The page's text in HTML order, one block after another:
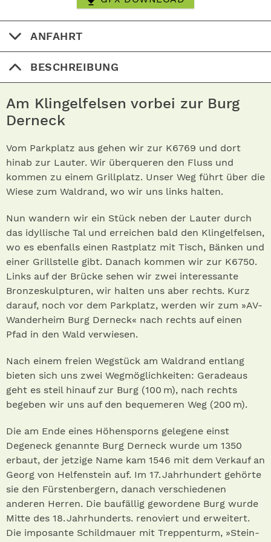
ANFAHRT
BESCHREIBUNG
Am Klingelfelsen vorbei zur Burg
Derneck
Vom Parkplatz aus gehen wir zur K6769 und dort
hinab zur Lauter. Wir überqueren den Fluss und
kommen zu einem Grillplatz. Unser Weg führt über die
Wiese zum Waldrand, wo wir uns links halten.
Nun wandern wir ein Stück neben der Lauter durch
das idyllische Tal und erreichen bald den ­Klingelfelsen,
wo es ebenfalls einen Rastplatz mit Tisch, Bänken und
einer Grillstelle gibt. Danach kommen wir zur K6750.
Links auf der Brücke sehen wir zwei interessante
Bronzeskulpturen, wir halten uns aber rechts. Kurz
darauf, noch vor dem Parkplatz, werden wir zum »AV-
Wanderheim Burg Derneck« nach rechts auf einen
Pfad in den Wald verwiesen.
Nach einem freien Wegstück am Waldrand entlang
bieten sich uns zwei Wegmöglichkeiten: Geradeaus
geht es steil hinauf zur Burg (100 m), nach rechts
begeben wir uns auf den bequemeren Weg (200 m).
Die am Ende eines Höhensporns gelegene einst
Degeneck genannte Burg Derneck wurde um 1350
erbaut, der jetzige Name kam 1546 mit dem Verkauf an
Georg von Helfenstein auf. Im 17. Jahrhundert gehörte
sie den Fürstenbergern, danach verschiedenen
anderen Herren. Die baufällig gewordene Burg wurde
Mitte des 18. Jahrhunderts. renoviert und erweitert.
Die imposante Schildmauer mit Treppenturm, »Stein­